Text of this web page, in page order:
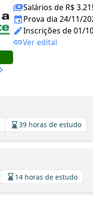
Salários de R$
Prova dia 24/11/
Inscrições de 01/
Ver edital
39 horas de estudo
14 horas de estudo